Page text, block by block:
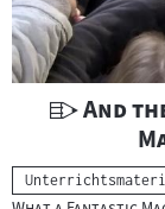
U
t
e
"
And
Kategorie: